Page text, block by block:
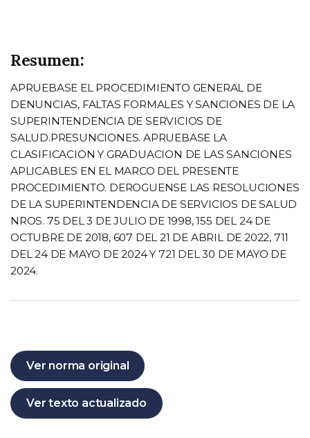
Resumen:
APRUEBASE EL PROCEDIMIENTO GENERAL DE
DENUNCIAS, FALTAS FORMALES Y SANCIONES DE LA
SUPERINTENDENCIA DE SERVICIOS DE
SALUD.PRESUNCIONES. APRUEBASE LA
CLASIFICACION Y GRADUACION DE LAS SANCIONES
APLICABLES EN EL MARCO DEL PRESENTE
PROCEDIMIENTO. DEROGUENSE LAS RESOLUCIONES
DE LA SUPERINTENDENCIA DE SERVICIOS DE SALUD
NROS. 75 DEL 3 DE JULIO DE 1998, 155 DEL 24 DE
OCTUBRE DE 2018, 607 DEL 21 DE ABRIL DE 2022, 711
DEL 24 DE MAYO DE 2024 Y 721 DEL 30 DE MAYO DE
2024.
Ver norma original
Ver texto actualizado